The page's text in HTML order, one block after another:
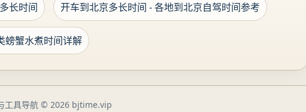
长时间 开车到北京多长时间 - 各地到北京自驾时间参考
螃蟹水煮时间详解
工具导航 © 2026 bjtime.vip